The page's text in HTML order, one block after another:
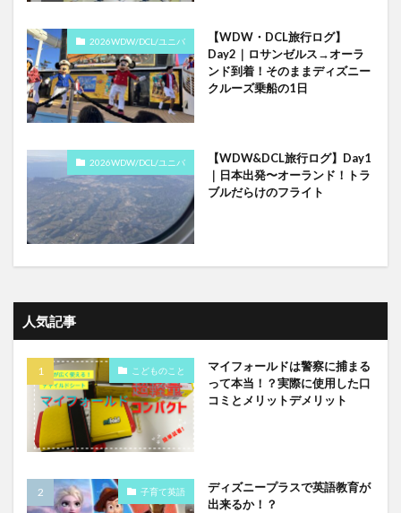
2026WDW/DCL/ユニバ
【WDW・DCL旅行ログ】
Day2｜ロサンゼルス→オーラ
ンド到着！そのままディズニー
クルーズ乗船の1日
2026WDW/DCL/ユニバ
【WDW&DCL旅行ログ】Day1
｜日本出発〜オーランド！トラ
ブルだらけのフライト
人気記事
こどものこと
マイフォールドは警察に捕まる
って本当！？実際に使用した口
コミとメリットデメリット
子育て英語
ディズニープラスで英語教育が
出来るか！？